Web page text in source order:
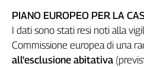
Romagna
Friuli
Venezia
Giulia
PIANO EUROPEO PER LA
I dati sono stati resi noti alla
Commissione europea di una
all'esclusione abitativa